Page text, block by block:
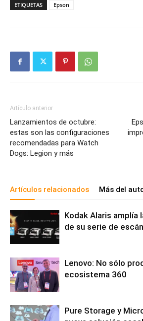
ETIQUETAS Epson
Artículo anterior
Lanzamientos de octubre:
estas son las configuraciones
recomendadas para Watch
Dogs: Legion y más
Artículos relacionados Más del
Kodak Alaris amplía
de su serie de
Lenovo: No sólo
ecosistema 360
Pure Storage y